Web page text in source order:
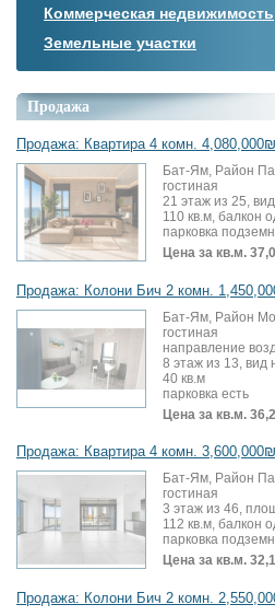
Коммерческая недвижимость
Земельные участки
Продажа
Продажа: Квартира 4 комн. 4,080,000₪
Бат-Ям, Район
гостиная
21 этаж из 25,
110 кв.м, балкон
парковка
Цена за кв.м.
Продажа: Колони Бич 2 комн.
Бат-Ям, Район
гостиная
направление
8 этаж из 13,
40 кв.м
парковка есть
Цена за кв.м.
Продажа: Квартира 4 комн. 3,600,000₪
Бат-Ям, Район
гостиная
3 этаж из 46,
112 кв.м, балкон
парковка
Цена за кв.м.
Продажа: Колони Бич 2 комн.